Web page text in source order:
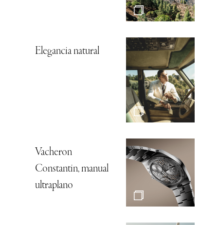
Elegancia natural
Vacheron
Constantin, manual
ultraplano